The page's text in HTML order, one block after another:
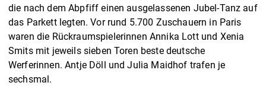
die nach dem Abpfiff einen ausgelassenen Jubel-Tanz auf
das Parkett legten. Vor rund 5.700 Zuschauern in Paris
waren die Rückraumspielerinnen Annika Lott und Xenia
Smits mit jeweils sieben Toren beste deutsche
Werferinnen. Antje Döll und Julia Maidhof trafen je
sechsmal.